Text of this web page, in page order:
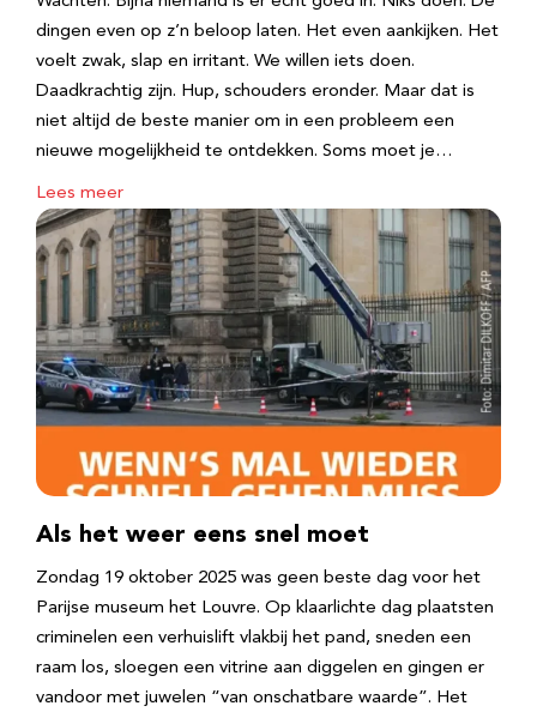
dingen even op z’n beloop laten. Het even aankijken. Het
voelt zwak, slap en irritant. We willen iets doen.
Daadkrachtig zijn. Hup, schouders eronder. Maar dat is
niet altijd de beste manier om in een probleem een
nieuwe mogelijkheid te ontdekken. Soms moet je…
Lees meer
Als het weer eens snel moet
Zondag 19 oktober 2025 was geen beste dag voor het
Parijse museum het Louvre. Op klaarlichte dag plaatsten
criminelen een verhuislift vlakbij het pand, sneden een
raam los, sloegen een vitrine aan diggelen en gingen er
vandoor met juwelen “van onschatbare waarde”. Het